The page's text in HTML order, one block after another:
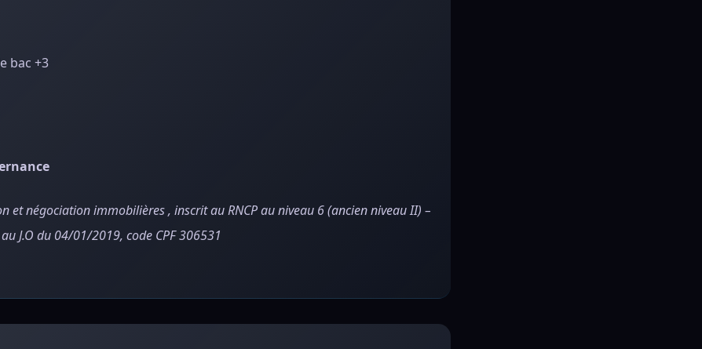
bac +3
et négociation immobilières , inscrit au RNCP au niveau 6 (ancien niveau II) –
J.O du 04/01/2019, code CPF 306531